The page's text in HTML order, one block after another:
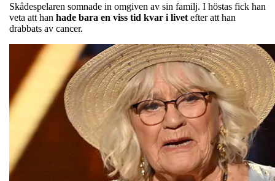
Skådespelaren somnade in omgiven av sin familj. I höstas fick han
veta att han hade bara en viss tid kvar i livet efter att han
drabbats av cancer.